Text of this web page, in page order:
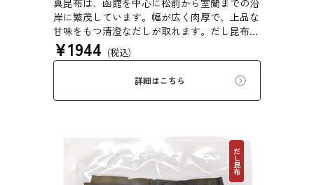
真昆布は、函館を中心に松前から室蘭までの沿
岸に繁茂しています。幅が広く肉厚で、上品な
甘味をもつ清澄なだしが取れます。だし昆布、
塩昆布、おぼろ昆布、とろろ昆布、佃煮、バッ
テラなどに用いられます。
¥1944 (税込)
詳細はこちら
だし昆布